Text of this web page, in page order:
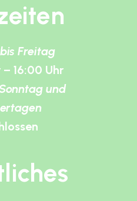
Freitag
16:00 Uhr
und